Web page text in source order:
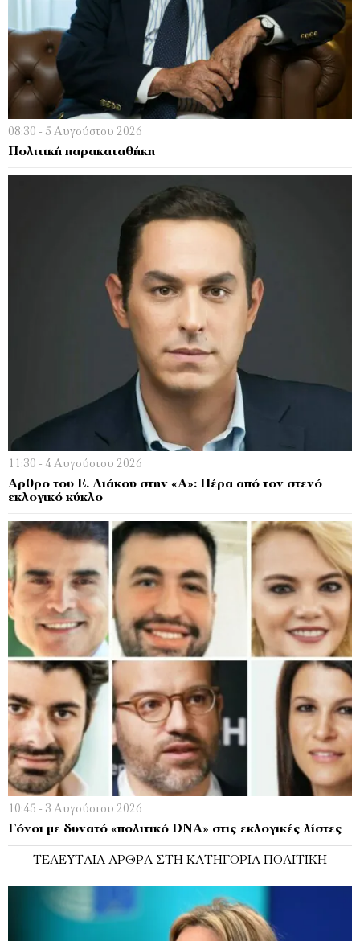
08:30 - 5 Αυγούστου 2026
Πολιτική παρακαταθήκη
11:30 - 4 Αυγούστου 2026
Αρθρο του Ε. Λιάκου στην «Α»: Πέρα από τον στενό
εκλογικό κύκλο
10:45 - 3 Αυγούστου 2026
Γόνοι με δυνατό «πολιτικό DNA» στις εκλογικές λίστες
ΤΕΛΕΥΤΑΊΑ ΆΡΘΡΑ ΣΤΗ ΚΑΤΗΓΟΡΊΑ ΠΟΛΙΤΙΚΉ